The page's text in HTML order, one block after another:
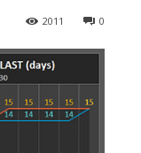
0
2011